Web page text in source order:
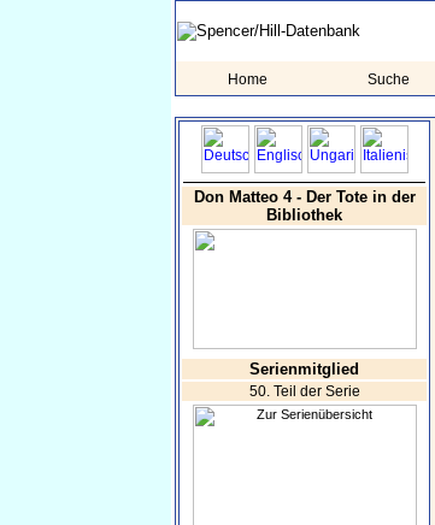
Home Suche
Don Matteo 4 - Der Tote in der
Bibliothek
Serienmitglied
50. Teil der Serie